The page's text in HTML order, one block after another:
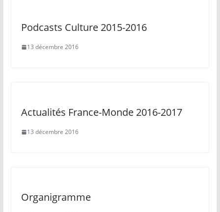
Podcasts Culture 2015-2016
13 décembre 2016
Actualités France-Monde 2016-2017
13 décembre 2016
Organigramme